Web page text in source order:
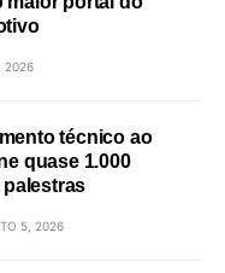
2026
técnico ao
quase 1.000
5, 2026